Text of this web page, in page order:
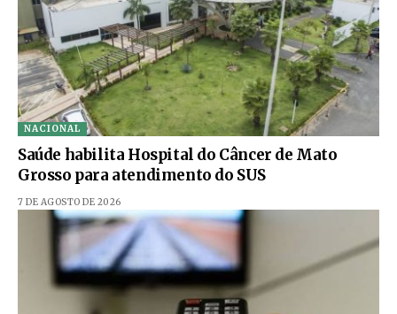
NACIONAL
Saúde habilita Hospital do Câncer de Mato
Grosso para atendimento do SUS
7 DE AGOSTO DE 2026